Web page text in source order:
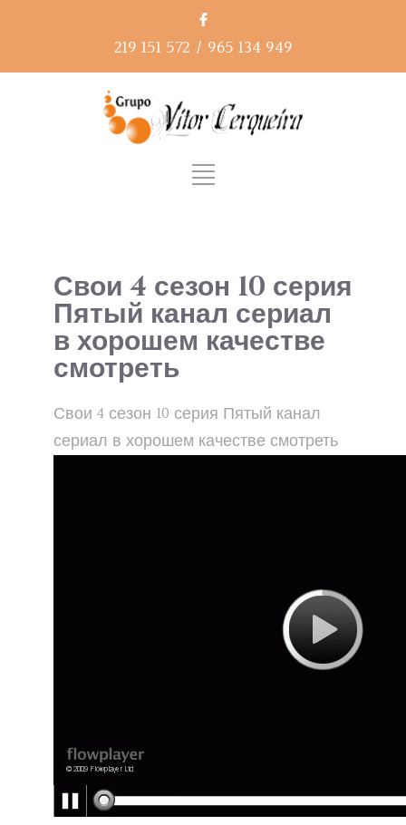
219 151 572 / 965 134 949
Свои 4 сезон 10 серия
Пятый канал сериал
в хорошем качестве
смотреть
Свои 4 сезон 10 серия Пятый канал
сериал в хорошем качестве смотреть